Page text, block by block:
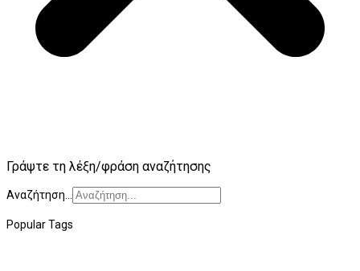
Γράψτε τη λέξη/φράση αναζήτησης
Αναζήτηση...
Popular Tags